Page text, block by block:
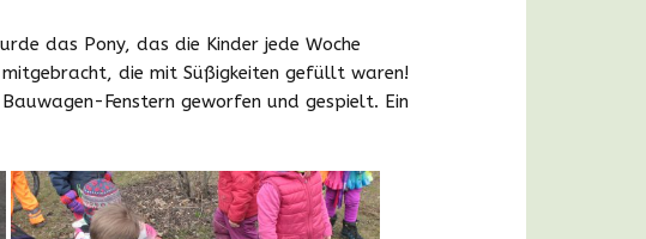
Bildergalerie
das Pony, das die Kinder jede Woche
die mit Süßigkeiten gefüllt waren!
Fenstern geworfen und gespielt. Ein